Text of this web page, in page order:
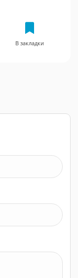
В закладки